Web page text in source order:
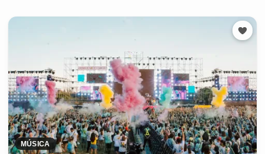
MÚSICA